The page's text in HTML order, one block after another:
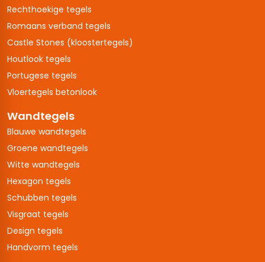
Rechthoekige tegels
Romaans verband tegels
Castle Stones (kloostertegels)
Houtlook tegels
Portugese tegels
Vloertegels betonlook
Wandtegels
Blauwe wandtegels
Groene wandtegels
Witte wandtegels
Hexagon tegels
Schubben tegels
Visgraat tegels
Design tegels
Handvorm tegels